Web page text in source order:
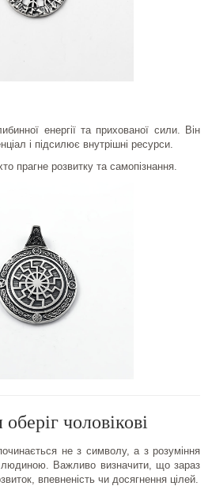
енергії та прихованої сили. Він
і підсилює внутрішні ресурси.
прагне розвитку та самопізнання.
чоловікові
не з символу, а з розуміння
людиною. Важливо визначити, що зараз
впевненість чи досягнення цілей.